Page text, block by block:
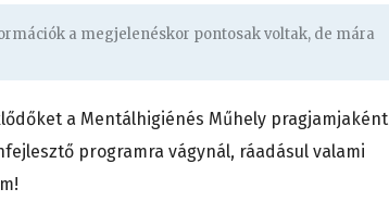
a megjelenéskor pontosak voltak, de mára
a Mentálhigiénés Műhely pragjamjaként
programra vágynál, ráadásul valami